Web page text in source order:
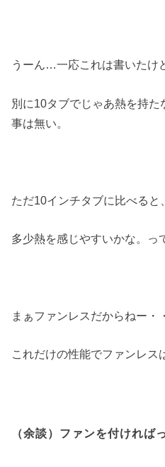
うーん…一応これは書いたけ
別に10タブでじゃあ熱を持
事は無い。
ただ10インチタブに比べると、
多少熱を感じやすいかな。っ
まぁファンレスだからねー・
これだけの性能でファンレス
（余談）ファンを付ければ